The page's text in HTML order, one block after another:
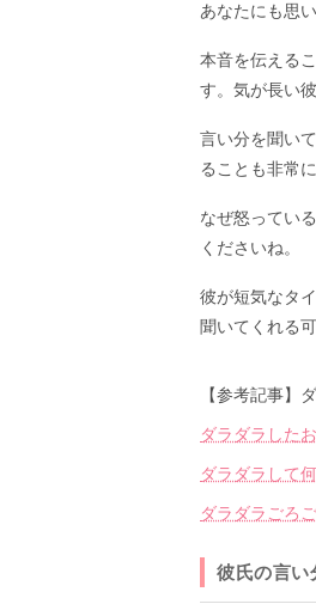
あなたにも思
本音を伝える
す。気が長い
言い分を聞い
ることも非常
なぜ怒ってい
くださいね。
彼が短気なタ
聞いてくれる
【参考記事】
ダラダラした
ダラダラして
ダラダラごろ
彼氏の言い